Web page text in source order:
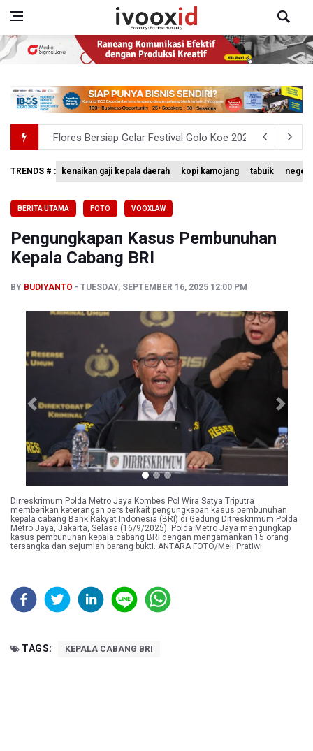
Flores Bersiap Gelar Festival Golo Koe 2026,
Kemkomdigi Targetkan Reaktivasi IGRS Rampung 2026
BGN Wajibkan Ompreng MBG Cantumkan Batas Waktu
BEI Catat Pertumbuhan Investor Saham Capai 10,05
TRENDS # : kenaikan gaji kepala daerah kopi kamojang tabuik
BERITA UTAMA FOTO VOOXLAW
Pengungkapan Kasus Pembunuhan
Kepala Cabang BRI
BY BUDIYANTO TUESDAY, SEPTEMBER 16, 2025 12:00 PM
Previous Next
Dirreskrimum Polda Metro Jaya Kombes Pol Wira Satya Triputra
memberikan keterangan pers terkait pengungkapan kasus pembunuhan
kepala cabang Bank Rakyat Indonesia (BRI) di Gedung Ditreskrimum Polda
Metro Jaya, Jakarta, Selasa (16/9/2025). Polda Metro Jaya mengungkap
kasus pembunuhan kepala cabang BRI dengan mengamankan 15 orang
tersangka dan sejumlah barang bukti. ANTARA FOTO/Meli Pratiwi
TAGS: KEPALA CABANG BRI